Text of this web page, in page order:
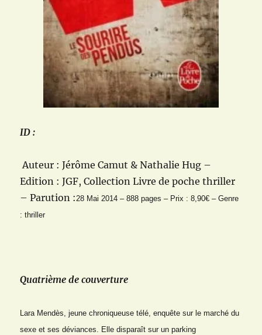
ID :
Auteur : Jérôme Camut & Nathalie Hug –
Edition : JGF, Collection Livre de poche thriller
– Parution :28 Mai 2014 –888pages – Prix : 8,90€ – Genre
: thriller
Quatrième de couverture
Lara Mendès, jeune chroniqueuse télé, enquête sur le marché du
sexe et ses déviances. Elle disparaît sur un parking